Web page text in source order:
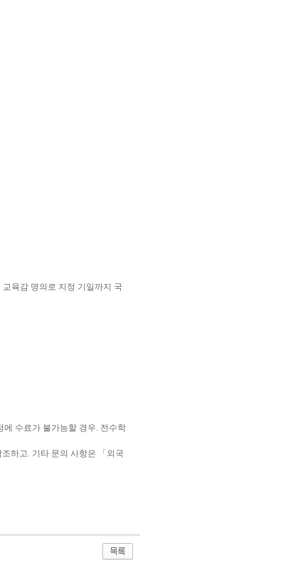
육감 명의로 지정 기일까지 국
에 수료가 불가능할 경우. 전수학
하고. 기타 문의 사항은 「외국